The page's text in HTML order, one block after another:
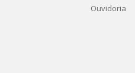
Ouvidoria